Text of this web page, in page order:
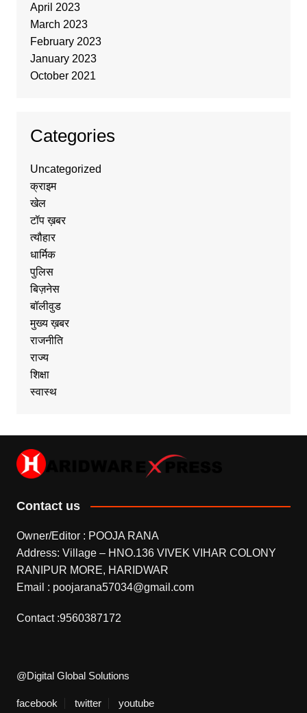
April 2023
March 2023
February 2023
January 2023
October 2021
Categories
Uncategorized
क्राइम
खेल
टॉप ख़बर
त्यौहार
धार्मिक
पुलिस
बिज़नेस
बॉलीवुड
मुख्य ख़बर
राजनीति
राज्य
शिक्षा
स्वास्थ
Contact us
Owner/Editor : POOJA RANA
Address: Village – HNO.136 VIVEK VIHAR COLONY
RANIPUR MORE, HARIDWAR
Email : poojarana57034@gmail.com
Contact :9560387172
@Digital Global Solutions
facebook twitter youtube